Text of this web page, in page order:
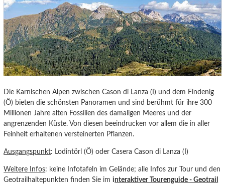
Die Karnischen Alpen zwischen Cason di Lanza (I) und dem Findenig
(Ö) bieten die schönsten Panoramen und sind berühmt für ihre 300
Millionen Jahre alten Fossilien des damaligen Meeres und der
angrenzenden Küste. Von diesen beeindrucken vor allem die in aller
Feinheit erhaltenen versteinerten Pflanzen.
Ausgangspunkt: Lodintörl (Ö) oder Casera Cason di Lanza (I)
Weitere Infos: keine Infotafeln im Gelände; alle Infos zur Tour und den
Geotrailhaltepunkten finden Sie iminteraktiver Tourenguide - Geotrail